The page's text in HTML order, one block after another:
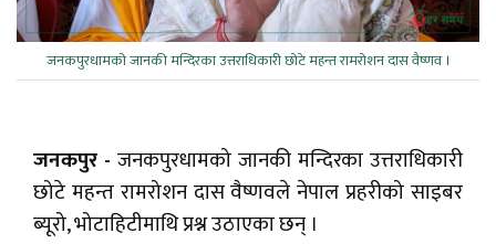
जनकपुरधामको जानकी मन्दिरका उत्तराधिकारी छोटे महन्त रामरोशन दास वैष्णव ।
जनकपुर - जनकपुरधामको जानकी मन्दिरका उत्तराधिकारी
छोटे महन्त रामरोशन दास वैष्णवले नेपाल प्रहरीको साइबर
ब्यूरो, भोटाहिटीमाथि प्रश्न उठाएका छन् ।